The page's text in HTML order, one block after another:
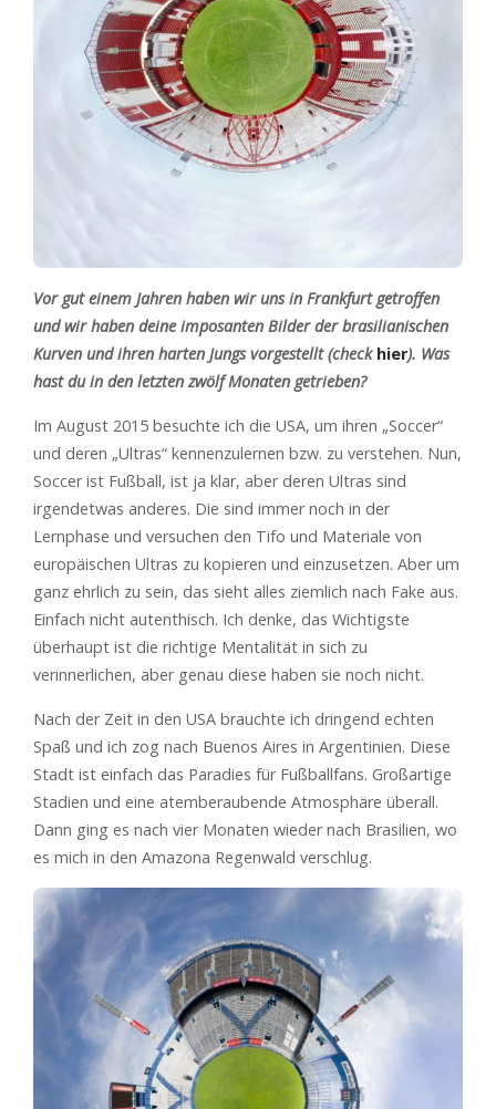
Vorgut einem Jahren haben wir uns in Frankfurt getroffen
und wir haben deine imposanten Bilder der brasilianischen
Kurven und ihren harten Jungs vorgestellt (check hier). Was
hast du in den letzten zwölf Monaten getrieben?
Im August 2015 besuchte ich die USA, um ihren „Soccer“
und deren „Ultras“ kennenzulernen bzw. zu verstehen. Nun,
Soccer ist Fußball, ist ja klar, aber deren Ultras sind
irgendetwas anderes. Die sind immer noch in der
Lernphase und versuchen den Tifo und Materiale von
europäischen Ultras zu kopieren und einzusetzen. Aber um
ganz ehrlich zu sein, das sieht alles ziemlich nach Fake aus.
Einfach nicht autenthisch. Ich denke, das Wichtigste
überhaupt ist die richtige Mentalität in sich zu
verinnerlichen, aber genau diese haben sie noch nicht.
Nach der Zeit in den USA brauchte ich dringend echten
Spaß und ich zog nach Buenos Aires in Argentinien. Diese
Stadt ist einfach das Paradies für Fußballfans. Großartige
Stadien und eine atemberaubende Atmosphäre überall.
Dann ging es nach vier Monaten wieder nach Brasilien, wo
es mich in den Amazona Regenwald verschlug.